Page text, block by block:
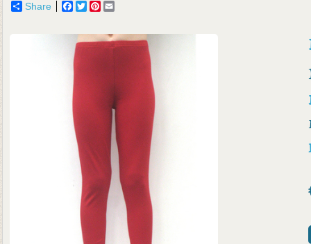
Share Facebook
TwitterPinterest